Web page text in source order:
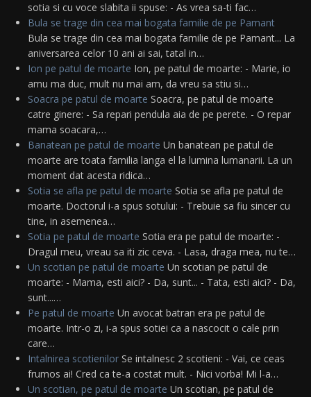
sotia si cu voce slabita ii spuse: - As vrea sa-ti fac…
Bula se trage din cea mai bogata familie de pe Pamant
Bula se trage din cea mai bogata familie de pe Pamant... La
aniversarea celor 10 ani ai sai, tatal in…
Ion pe patul de moarte Ion, pe patul de moarte: - Marie, io
amu ma duc, mult nu mai am, da vreu sa stiu si…
Soacra pe patul de moarte Soacra, pe patul de moarte
catre ginere: - Sa repari pendula aia de pe perete. - O repar
mama soacara,…
Banatean pe patul de moarte Un banatean pe patul de
moarte are toata familia langa el la lumina lumanarii. La un
moment dat acesta ridica…
Sotia se afla pe patul de moarte Sotia se afla pe patul de
moarte. Doctorul i-a spus sotului: - Trebuie sa fiu sincer cu
tine, in asemenea…
Sotia pe patul de moarte Sotia era pe patul de moarte: -
Dragul meu, vreau sa iti zic ceva. - Lasa, draga mea, nu te…
Un scotian pe patul de moarte Un scotian pe patul de
moarte: - Mama, esti aici? - Da, sunt... - Tata, esti aici? - Da,
sunt...…
Pe patul de moarte Un avocat batran era pe patul de
moarte. Intr-o zi, i-a spus sotiei ca a nascocit o cale prin
care…
Intalnirea scotienilor Se intalnesc 2 scotieni: - Vai, ce ceas
frumos ai! Cred ca te-a costat mult. - Nici vorba! Mi l-a…
Un scotian, pe patul de moarte Un scotian, pe patul de